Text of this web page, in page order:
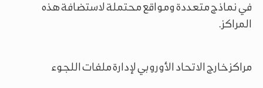
في نماذج متعددة ومواقع محتملة لاستضافة هذه
المراكز.
مراكز خارج الاتحاد الأوروبي لإدارة ملفات اللجوء